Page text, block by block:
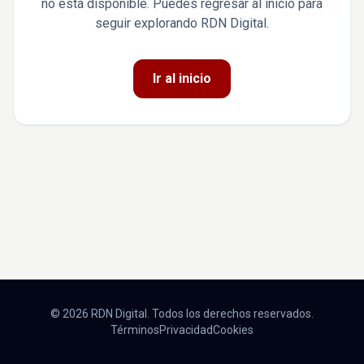
no está disponible. Puedes regresar al inicio para
seguir explorando RDN Digital.
Ir al inicio
© 2026 RDN Digital. Todos los derechos reservados.
TérminosPrivacidadCookies